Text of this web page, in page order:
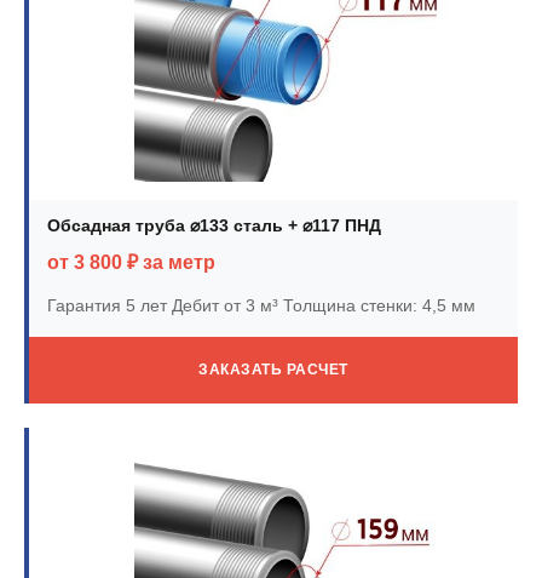
Обсадная труба ⌀133 сталь + ⌀117 ПНД
от 3 800 ₽ за метр
Гарантия 5 летДебит от 3 м³ Толщина стенки: 4,5 мм
ЗАКАЗАТЬ РАСЧЕТ